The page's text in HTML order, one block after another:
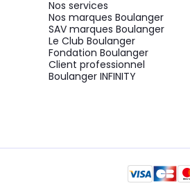
Nos services
Nos marques Boulanger
SAV marques Boulanger
Le Club Boulanger
Fondation Boulanger
Client professionnel
Boulanger INFINITY